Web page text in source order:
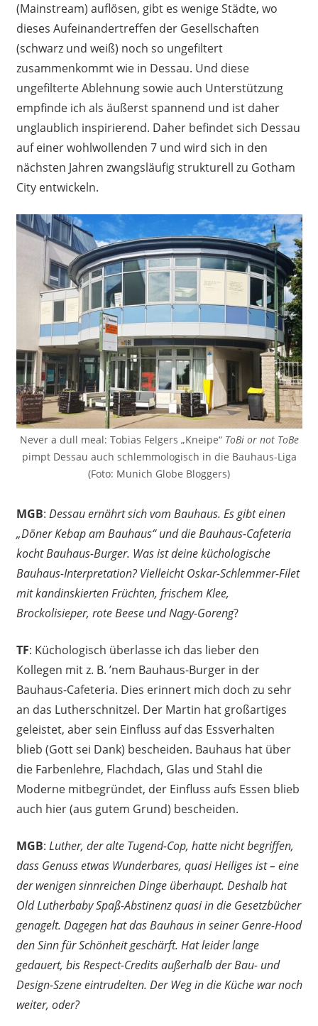
(Mainstream) auflösen, gibt es wenige Städte, wo
dieses Aufeinandertreffen der Gesellschaften
(schwarz und weiß) noch so ungefiltert
zusammenkommt wie in Dessau. Und diese
ungefilterte Ablehnung sowie auch Unterstützung
empfinde ich als äußerst spannend und ist daher
unglaublich inspirierend. Daher befindet sich Dessau
auf einer wohlwollenden 7 und wird sich in den
nächsten Jahren zwangsläufig strukturell zu Gotham
City entwickeln.
Never a dull meal: Tobias Felgers „Kneipe“ ToBi or not ToBe
pimpt Dessau auch schlemmologisch in die Bauhaus-Liga
(Foto: Munich Globe Bloggers)
MGB: Dessau ernährt sich vom Bauhaus. Es gibt einen
„Döner Kebap am Bauhaus“ und die Bauhaus-Cafeteria
kocht Bauhaus-Burger. Was ist deine küchologische
Bauhaus-Interpretation? Vielleicht Oskar-Schlemmer-Filet
mit kandinskierten Früchten, frischem Klee,
Brockolisieper, rote Beese und Nagy-Goreng?
TF: Küchologisch überlasse ich das lieber den
Kollegen mit z. B. ’nem Bauhaus-Burger in der
Bauhaus-Cafeteria. Dies erinnert mich doch zu sehr
an das Lutherschnitzel. Der Martin hat großartiges
geleistet, aber sein Einfluss auf das Essverhalten
blieb (Gott sei Dank) bescheiden. Bauhaus hat über
die Farbenlehre, Flachdach, Glas und Stahl die
Moderne mitbegründet, der Einfluss aufs Essen blieb
auch hier (aus gutem Grund) bescheiden.
MGB: Luther, der alte Tugend-Cop, hatte nicht begriffen,
dass Genuss etwas Wunderbares, quasi Heiliges ist – eine
der wenigen sinnreichen Dinge überhaupt. Deshalb hat
Old Lutherbaby Spaß-Abstinenz quasi in die Gesetzbücher
genagelt. Dagegen hat das Bauhaus in seiner Genre-Hood
den Sinn für Schönheit geschärft. Hat leider lange
gedauert, bis Respect-Credits außerhalb der Bau- und
Design-Szene eintrudelten. Der Weg in die Küche war noch
weiter, oder?